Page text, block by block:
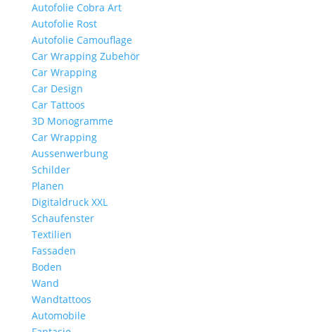
Autofolie Cobra Art
Autofolie Rost
Autofolie Camouflage
Car Wrapping Zubehör
Car Wrapping
Car Design
Car Tattoos
3D Monogramme
Car Wrapping
Aussenwerbung
Schilder
Planen
Digitaldruck XXL
Schaufenster
Textilien
Fassaden
Boden
Wand
Wandtattoos
Automobile